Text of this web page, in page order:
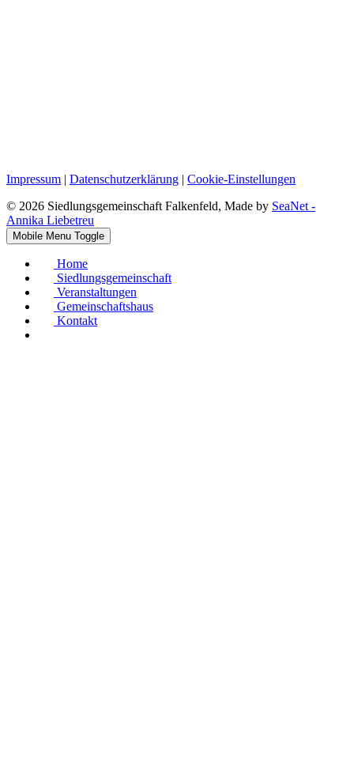
Impressum | Datenschutzerklärung | Cookie-Einstellungen
© 2026 Siedlungsgemeinschaft Falkenfeld, Made by SeaNet -
Annika Liebetreu
Mobile Menu Toggle
Home
Siedlungsgemeinschaft
Veranstaltungen
Gemeinschaftshaus
Kontakt